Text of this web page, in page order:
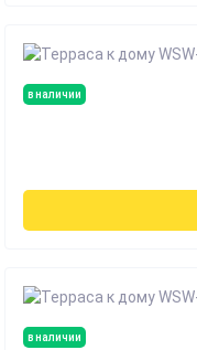
в наличии
в наличии